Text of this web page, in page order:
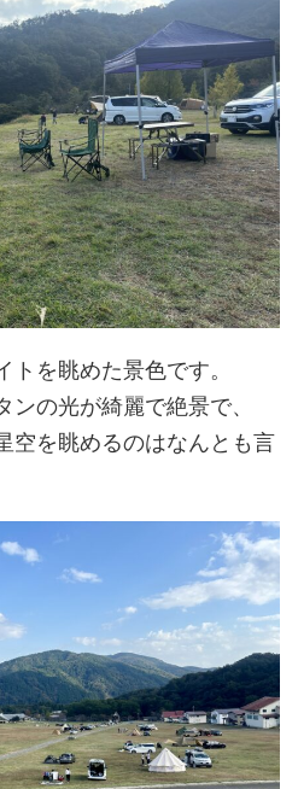
を眺めた景色です。
の光が綺麗で絶景で、
空を眺めるのはなんとも言